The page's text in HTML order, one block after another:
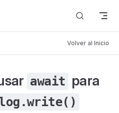
Volver al Inicio
await para